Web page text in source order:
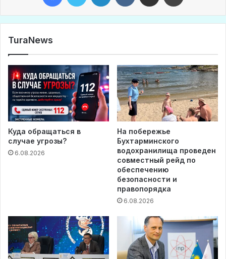
TuraNews
Куда обращаться в
случае угрозы?
6.08.2026
На побережье
Бухтарминского
водохранилища проведен
совместный рейд по
обеспечению
безопасности и
правопорядка
6.08.2026